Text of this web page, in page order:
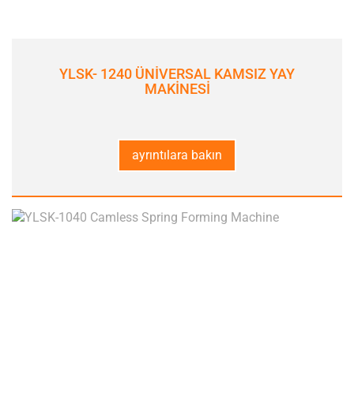
YLSK- 1240 ÜNİVERSAL KAMSIZ YAY
MAKİNESİ
ayrıntılara bakın